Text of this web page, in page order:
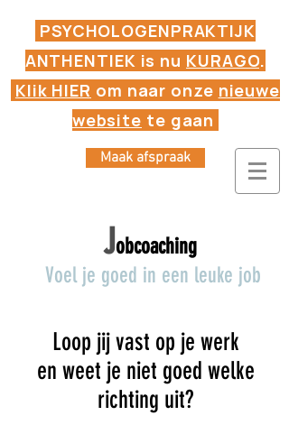
Maak afspraak
PSYCHOLOGENPRAKTIJK
ANTHENTIEK is nu KURAGO.
Klik HIER om naar onze nieuwe
website te gaan
Jobcoaching
Voel je goed in een leuke job
Loop jij vast op je werk
en weet je niet goed welke
richting uit?